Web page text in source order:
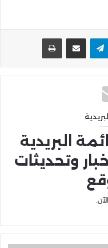
تيلقرام مشاركة عبر البريد
البريدية
وتحديثات